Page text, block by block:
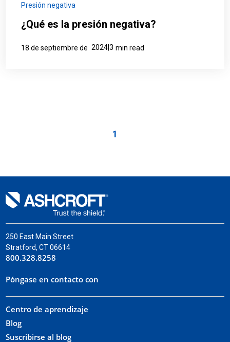
Presión negativa
¿Qué es la presión negativa?
18 de septiembre de 2024|3 min read
1
250 East Main Street
Stratford, CT 06614
800.328.8258
Póngase en contacto con
Centro de aprendizaje
Blog
Suscribirse al blog